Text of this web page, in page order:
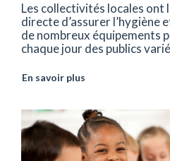
Les collectivités locales ont
directe d’assurer l’hygiène
de nombreux équipements
chaque jour des publics
En savoir plus